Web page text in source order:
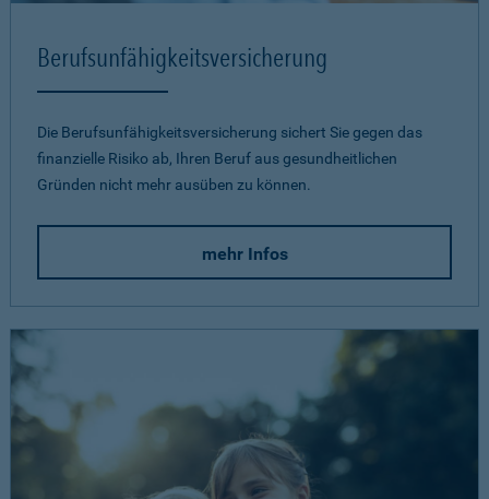
Berufsunfähigkeits­versicherung
Die Berufsunfähigkeitsversicherung sichert Sie gegen das
finanzielle Risiko ab, Ihren Beruf aus gesundheitlichen
Gründen nicht mehr ausüben zu können.
mehr Infos